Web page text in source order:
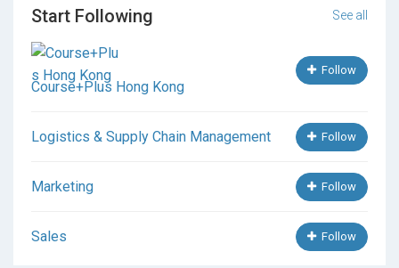
Start Following See all
Course+Plus Hong Kong
Follow
Logistics & Supply Chain Management Follow
Marketing Follow
Sales Follow